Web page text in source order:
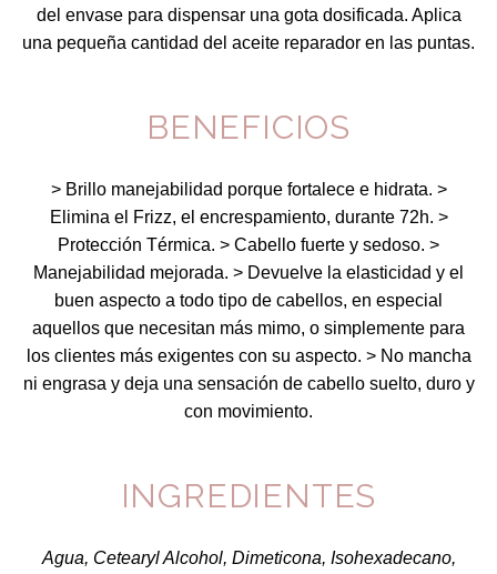
del envase para dispensar una gota dosificada. Aplica
una pequeña cantidad del aceite reparador en las puntas.
BENEFICIOS
> Brillo manejabilidad porque fortalece e hidrata. >
Elimina el Frizz, el encrespamiento, durante 72h. >
Protección Térmica. > Cabello fuerte y sedoso. >
Manejabilidad mejorada. > Devuelve la elasticidad y el
buen aspecto a todo tipo de cabellos, en especial
aquellos que necesitan más mimo, o simplemente para
los clientes más exigentes con su aspecto. > No mancha
ni engrasa y deja una sensación de cabello suelto, duro y
con movimiento.
INGREDIENTES
Agua, Cetearyl Alcohol, Dimeticona, Isohexadecano,